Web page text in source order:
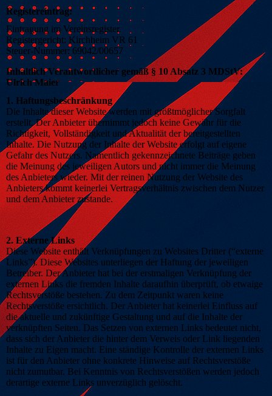
Registereintrag:
Eintragung im Vereinsregister.
Registergericht: Kirchheim VR 61
Steuer-Nummer: 69042/00657
Inhaltlich Verantwortlicher gemäß § 10 Absatz 3 MDStV:
Ulrich Maier
1. Haftungsbeschränkung
Die Inhalte dieser Website werden mit größtmöglicher Sorgfalt
erstellt. Der Anbieter übernimmt jedoch keine Gewähr für die
Richtigkeit, Vollständigkeit und Aktualität der bereitgestellten
Inhalte. Die Nutzung der Inhalte der Website erfolgt auf eigene
Gefahr des Nutzers. Namentlich gekennzeichnete Beiträge geben
die Meinung des jeweiligen Autors und nicht immer die Meinung
des Anbieters wieder. Mit der reinen Nutzung der Website des
Anbieters kommt keinerlei Vertragsverhältnis zwischen dem Nutzer
und dem Anbieter zustande.
2. Externe Links
Diese Website enthält Verknüpfungen zu Websites Dritter (“externe
Links”). Diese Websites unterliegen der Haftung der jeweiligen
Betreiber. Der Anbieter hat bei der erstmaligen Verknüpfung der
externen Links die fremden Inhalte daraufhin überprüft, ob etwaige
Rechtsverstöße bestehen. Zu dem Zeitpunkt waren keine
Rechtsverstöße ersichtlich. Der Anbieter hat keinerlei Einfluss auf
die aktuelle und zukünftige Gestaltung und auf die Inhalte der
verknüpften Seiten. Das Setzen von externen Links bedeutet nicht,
dass sich der Anbieter die hinter dem Verweis oder Link liegenden
Inhalte zu Eigen macht. Eine ständige Kontrolle der externen Links
ist für den Anbieter ohne konkrete Hinweise auf Rechtsverstöße
nicht zumutbar. Bei Kenntnis von Rechtsverstößen werden jedoch
derartige externe Links unverzüglich gelöscht.